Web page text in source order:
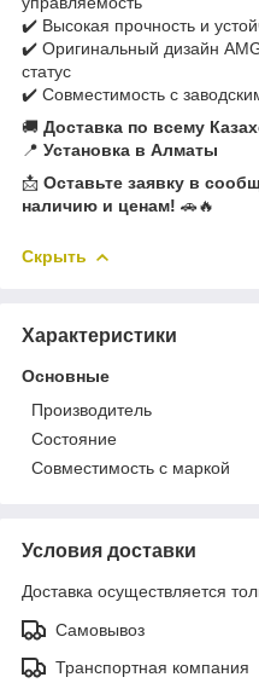
✔️ Высокая прочность и
✔️ Оригинальный дизайн
статус
✔️ Совместимость с
🚚 Доставка по всему
📍 Установка в Алматы
📩 Оставьте заявку в
наличию и ценам! 🚗🔥
Скрыть
Характеристики
Основные
Производитель
Состояние
Совместимость с маркой
Условия доставки
Доставка осуществляется
Самовывоз
Транспортная компания